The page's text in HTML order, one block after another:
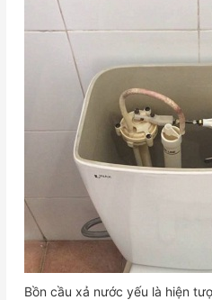
Bồn cầu xả nước yếu là hiện